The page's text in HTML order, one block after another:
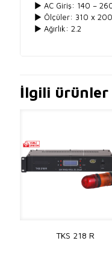
► AC Giriş: 140 –
► Ölçüler: 310 x
► Ağırlık: 2.2
İlgili ürünler
TKS 218 R